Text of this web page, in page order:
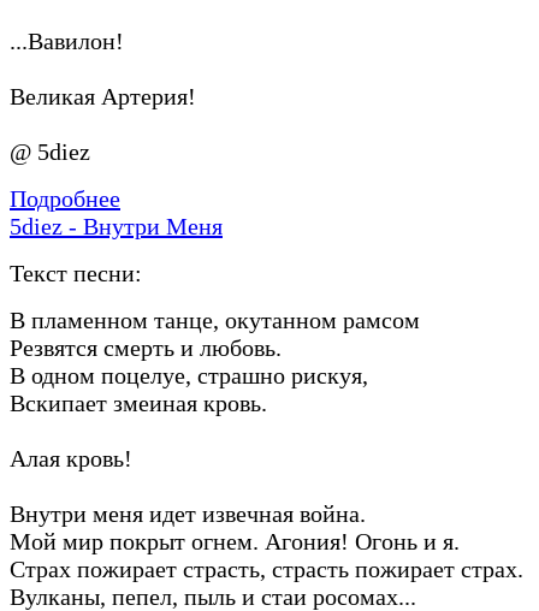
...Вавилон!
Великая Артерия!
@ 5diez
Подробнее
5diez - Внутри Меня
Текст песни:
В пламенном танце, окутанном рамсом
Резвятся смерть и любовь.
В одном поцелуе, страшно рискуя,
Вскипает змеиная кровь.
Алая кровь!
Внутри меня идет извечная война.
Мой мир покрыт огнем. Агония! Огонь и я.
Страх пожирает страсть, страсть пожирает страх.
Вулканы, пепел, пыль и стаи росомах...